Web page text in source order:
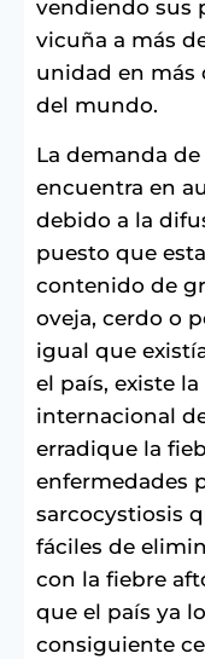
vendiendo sus
vicuña a más
unidad en más
del mundo.
La demanda
encuentra en
debido a la
puesto que
contenido de
oveja, cerdo o
igual que
el país, existe
internacional
erradique la
enfermedades
sarcocystiosis
fáciles de
con la fiebre
que el país ya
consiguiente